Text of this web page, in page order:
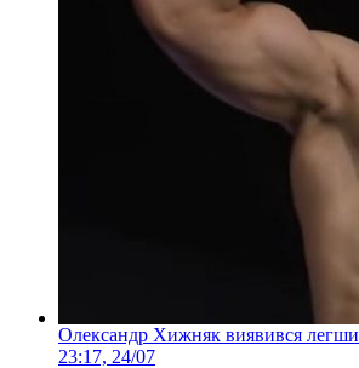
Олександр Хижняк виявився
23:17, 24/07